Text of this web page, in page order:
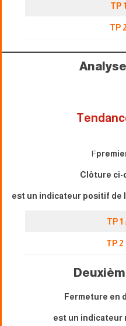
TP
TP
F
Clôture ci-
est un indicateur positif de
TP
TP 2
Fermeture en
est un indicateur